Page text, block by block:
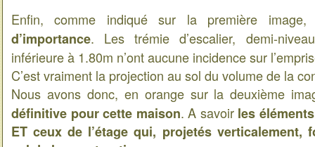
Enfin, comme indiqué sur la première
d’importance. Les trémie d’escalier, demi-
inférieure à 1.80m n’ont aucune incidence sur
C’est vraiment la projection au sol du volume de la
Nous avons donc, en orange sur la deuxième
définitive pour cette maison. A savoir les
ET ceux de l’étage qui, projetés verticalement,